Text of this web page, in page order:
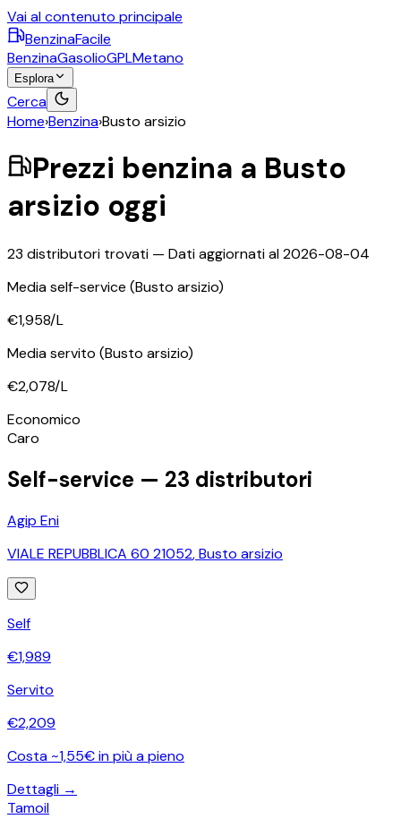
Vai al contenuto principale
BenzinaFacile
BenzinaGasolioGPLMetano
Esplora
Cerca
Home›Benzina›Busto arsizio
Prezzi benzina a Busto
arsizio oggi
23 distributori trovati — Dati aggiornati al2026-08-04
Media self-service (Busto arsizio)
€1,958/L
Media servito (Busto arsizio)
€2,078/L
Economico
Caro
Self-service — 23 distributori
Agip Eni
VIALE REPUBBLICA 60 21052,Busto arsizio
Self
€1,989
Servito
€2,209
Costa ~1,55€ in più a pieno
Dettagli →
Tamoil